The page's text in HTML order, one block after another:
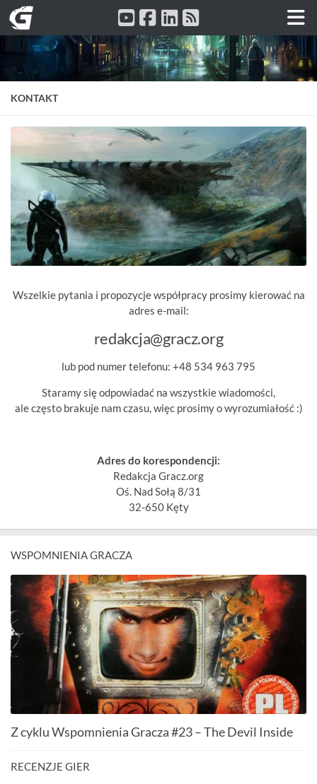
Przeskocz do treści
KONTAKT
Wszelkie pytania i propozycje współpracy prosimy kierować na
adres e-mail:
redakcja@gracz.org
lub pod numer telefonu: +48 534 963 795
Staramy się odpowiadać na wszystkie wiadomości,
ale często brakuje nam czasu, więc prosimy o wyrozumiałość :)
Adres do korespondencji:
Redakcja Gracz.org
Oś. Nad Sołą 8/31
32-650 Kęty
WSPOMNIENIA GRACZA
Z cyklu Wspomnienia Gracza #23 – The Devil Inside
RECENZJE GIER